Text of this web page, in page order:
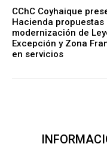
CChC Coyhaique
Hacienda propuestas
modernización de
Excepción y Zona
en servicios